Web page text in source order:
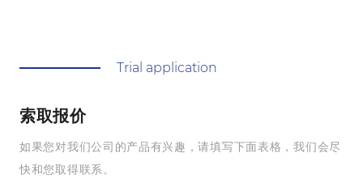
Trial application
索取报价
如果您对我们公司的产品有兴趣，请填写下面表格，我们会尽
快和您取得联系。